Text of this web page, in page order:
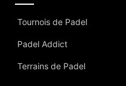
Tournois de Padel
Padel Addict
Terrains de Padel